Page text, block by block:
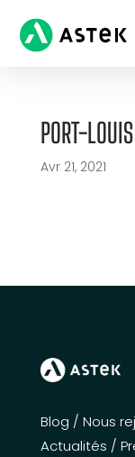
PORT-LOUIS
Avr 21, 2021
Blog / Nous
Actualités /